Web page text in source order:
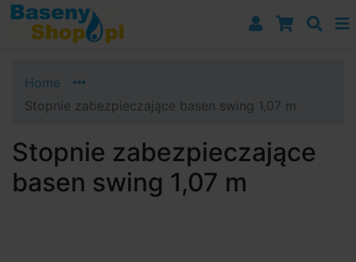
Przejdź do nawigacji
Przejdź do treści
Przejdź do paska bocznego
Home
Stopnie zabezpieczające basen swing 1,07 m
Stopnie zabezpieczające
basen swing 1,07 m